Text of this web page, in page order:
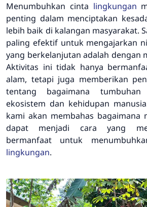
Menumbuhkan cinta lingkungan
penting dalam menciptakan
lebih baik di kalangan masyarakat.
paling efektif untuk mengajarkan
yang berkelanjutan adalah dengan
Aktivitas ini tidak hanya
alam, tetapi juga memberikan
tentang bagaimana
ekosistem dan kehidupan
kami akan membahas bagaimana
dapat menjadi cara yang
bermanfaat untuk
lingkungan.